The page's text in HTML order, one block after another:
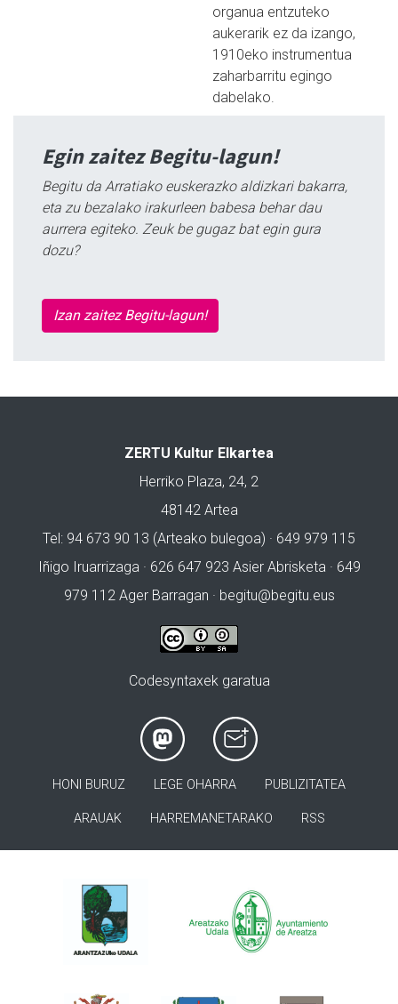
organua entzuteko
aukerarik ez da izango,
1910eko instrumentua
zaharbarritu egingo
dabelako.
Egin zaitez Begitu-lagun!
Begitu da Arratiako euskerazko aldizkari bakarra,
eta zu bezalako irakurleen babesa behar dau
aurrera egiteko. Zeuk be gugaz bat egin gura
dozu?
Izan zaitez Begitu-lagun!
ZERTU Kultur Elkartea
Herriko Plaza, 24, 2
48142 Artea
Tel: 94 673 90 13 (Arteako bulegoa) · 649 979 115
Iñigo Iruarrizaga · 626 647 923 Asier Abrisketa · 649
979 112 Ager Barragan · begitu@begitu.eus
Codesyntaxek garatua
HONI BURUZ LEGE OHARRA PUBLIZITATEA
ARAUAK HARREMANETARAKO RSS